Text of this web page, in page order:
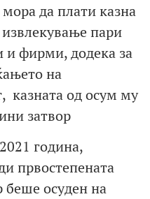
да плати казна
пари
и фирми, додека за
на
казната од осум му
затвор
година,
првостепената
беше осуден на